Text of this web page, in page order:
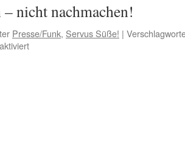
nicht nachmachen!
Presse/Funk, Servus Süße! |
für